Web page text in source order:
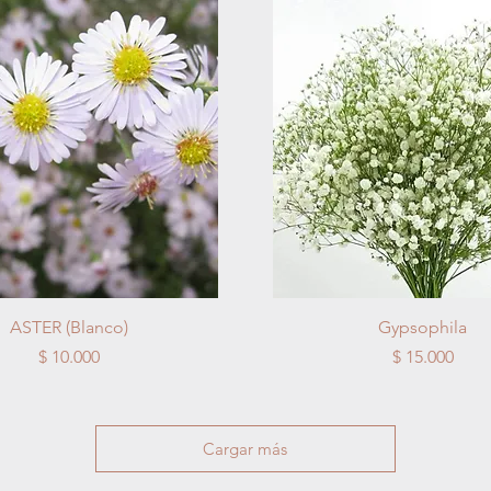
Vista rápida
ASTER (Blanco)
Precio
$ 10.000
Vista rápida
Gypsophila
Precio
$ 15.000
Cargar más